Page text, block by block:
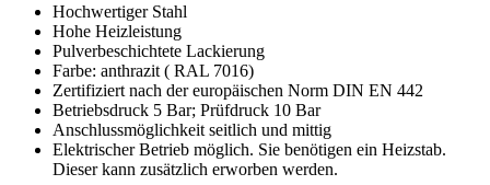
Hochwertiger Stahl
Hohe Heizleistung
Pulverbeschichtete Lackierung
Farbe: anthrazit ( RAL 7016)
Zertifiziert nach der europäischen Norm DIN EN 442
Betriebsdruck 5 Bar; Prüfdruck 10 Bar
Anschlussmöglichkeit seitlich und mittig
Elektrischer Betrieb möglich. Sie benötigen ein Heizstab.
Dieser kann zusätzlich erworben werden.